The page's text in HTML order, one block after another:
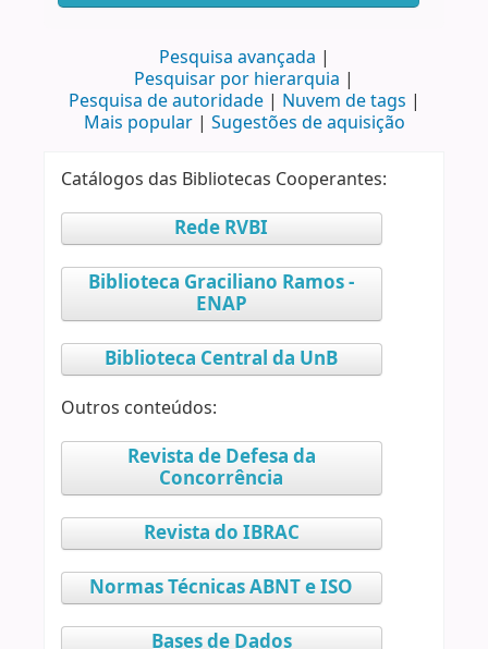
Pesquisa avançada
Pesquisar por hierarquia
Pesquisa de autoridade
Nuvem de tags
Mais popular
Sugestões de aquisição
Catálogos das Bibliotecas Cooperantes:
Rede RVBI
Biblioteca Graciliano Ramos -
ENAP
Biblioteca Central da UnB
Outros conteúdos:
Revista de Defesa da
Concorrência
Revista do IBRAC
Normas Técnicas ABNT e ISO
Bases de Dados